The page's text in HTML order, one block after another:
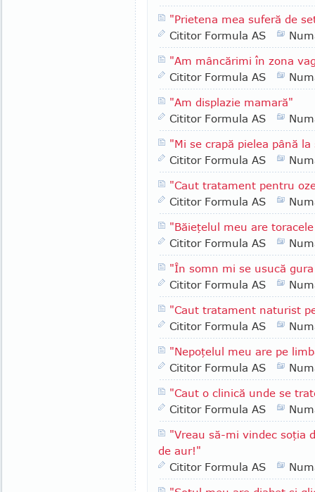
"Prietena mea suferă de
Cititor Formula AS
"Am mâncărimi în zona
Cititor Formula AS
"Am displazie mamară"
Cititor Formula AS
"Mi se crapă pielea până la
Cititor Formula AS
"Caut tratament pentru
Cititor Formula AS
"Băieţelul meu are
Cititor Formula AS
"În somn mi se usucă
Cititor Formula AS
"Caut tratament naturist
Cititor Formula AS
"Nepoţelul meu are pe
Cititor Formula AS
"Caut o clinică unde se
Cititor Formula AS
"Vreau să-mi vindec soţia
de aur!"
Cititor Formula AS